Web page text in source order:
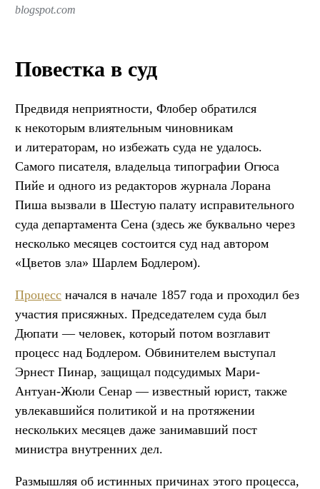
blogspot.com
Повестка в суд
Предвидя неприятности, Флобер обратился
к некоторым влиятельным чиновникам
и литераторам, но избежать суда не удалось.
Самого писателя, владельца типографии Огюса
Пийе и одного из редакторов журнала Лорана
Пиша вызвали в Шестую палату исправительного
суда департамента Сена (здесь же буквально через
несколько месяцев состоится суд над автором
«Цветов зла» Шарлем Бодлером).
Процесс начался в начале 1857 года и проходил без
участия присяжных. Председателем суда был
Дюпати — человек, который потом возглавит
процесс над Бодлером. Обвинителем выступал
Эрнест Пинар, защищал подсудимых Мари-
Антуан-Жюли Сенар — известный юрист, также
увлекавшийся политикой и на протяжении
нескольких месяцев даже занимавший пост
министра внутренних дел.
Размышляя об истинных причинах этого процесса,